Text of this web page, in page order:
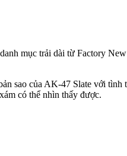
mục trải dài từ Factory
sao của AK-47 Slate với
có thể nhìn thấy được.